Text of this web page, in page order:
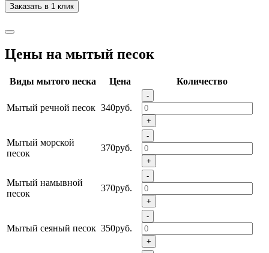
Заказать в 1 клик
Цены на мытый песок
Виды мытого песка Цена Количество
Мытый речной песок 340руб.
-
+
Мытый морской
песок
370руб.
-
+
Мытый намывной
песок
370руб.
-
+
Мытый сеяный песок 350руб.
-
+